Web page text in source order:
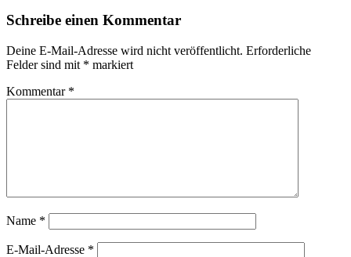
Schreibe einen Kommentar
Deine E-Mail-Adresse wird nicht veröffentlicht. Erforderliche
Felder sind mit * markiert
Kommentar *
Name *
E-Mail-Adresse *